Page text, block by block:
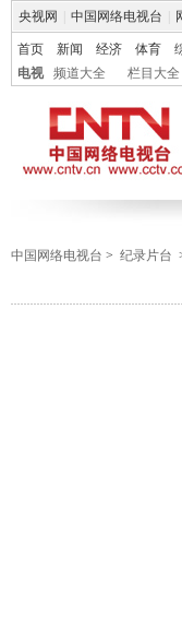
央视网 中国网络电视台
首页 新闻 经济 体育
电视
频道大全 栏目大全
中国网络电视台 > 纪录片台